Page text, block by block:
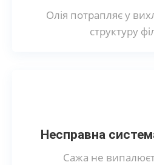
Олія потрапляє у
структуру
Несправна
Сажа не